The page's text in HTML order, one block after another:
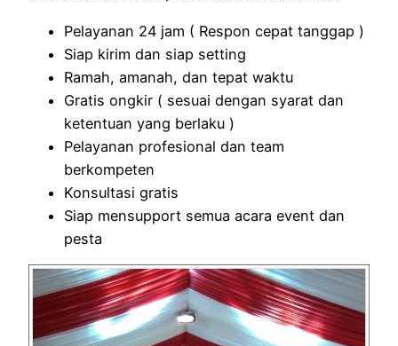
Pelayanan 24 jam ( Respon cepat tanggap )
Siap kirim dan siap setting
Ramah, amanah, dan tepat waktu
Gratis ongkir ( sesuai dengan syarat dan
ketentuan yang berlaku )
Pelayanan profesional dan team
berkompeten
Konsultasi gratis
Siap mensupport semua acara event dan
pesta